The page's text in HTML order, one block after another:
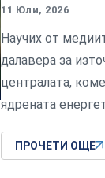
11 Юли, 2026
Научих от
далавера за
централата,
ядрената
ПРОЧЕТИ ОЩЕ